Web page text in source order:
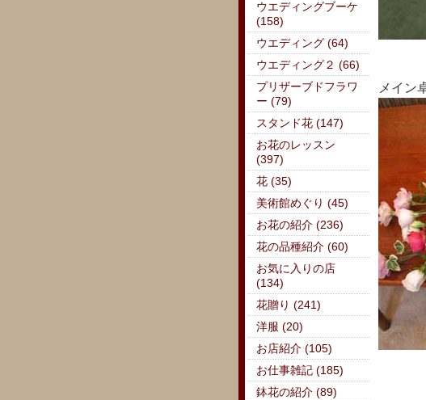
メイン
ウエディングブーケ
(158)
ウエディング (64)
ウエディング２ (66)
プリザーブドフラワ
ー (79)
スタンド花 (147)
お花のレッスン
(397)
花 (35)
美術館めぐり (45)
お花の紹介 (236)
花の品種紹介 (60)
お気に入りの店
(134)
花贈り (241)
洋服 (20)
お店紹介 (105)
お仕事雑記 (185)
鉢花の紹介 (89)